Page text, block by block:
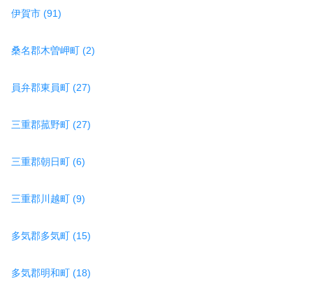
伊賀市 (91)
桑名郡木曽岬町 (2)
員弁郡東員町 (27)
三重郡菰野町 (27)
三重郡朝日町 (6)
三重郡川越町 (9)
多気郡多気町 (15)
多気郡明和町 (18)